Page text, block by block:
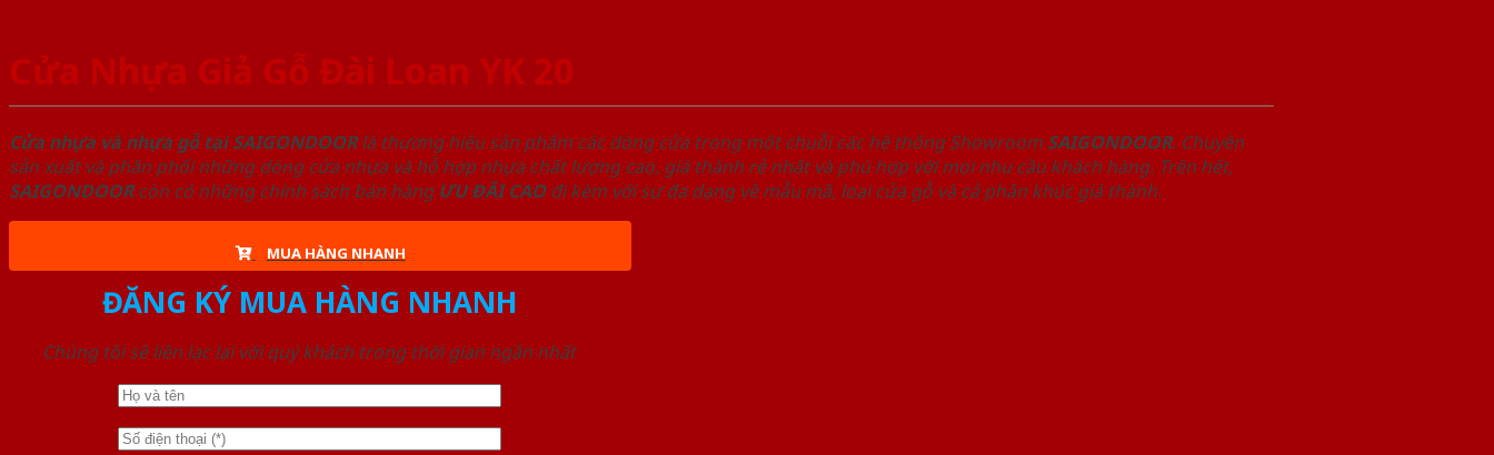
Cửa Nhựa Giả Gỗ Đài Loan YK 20
Cửa nhựa và nhựa gỗ tại SAIGONDOORlà thương hiệu sản phẩm các dòng cửa trong một chuỗi các hệ thống Showroom SAIGONDOOR. Chuyên
sản xuất và phân phối những dòng cửa nhựa và hỗ hợp nhựa chất lượng cao, giá thành rẻ nhất và phù hợp với mọi nhu cầu khách hàng. Trên hết,
SAIGONDOORcòn có những chính sách bán hàng ƯU ĐÃI CAOđi kèm với sự đa dạng về mẫu mã, loại cửa gỗ và cả phân khúc giá thành.
MUA HÀNG NHANH
ĐĂNG KÝ MUA HÀNG NHANH
Chúng tôi sẽ liên lạc lại với quý khách trong thời gian ngắn nhất